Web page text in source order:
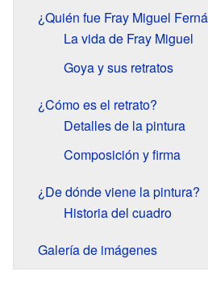
¿Quién fue Fray Miguel
La vida de Fray Miguel
Goya y sus retratos
¿Cómo es el retrato?
Detalles de la pintura
Composición y firma
¿De dónde viene la pintura?
Historia del cuadro
Galería de imágenes